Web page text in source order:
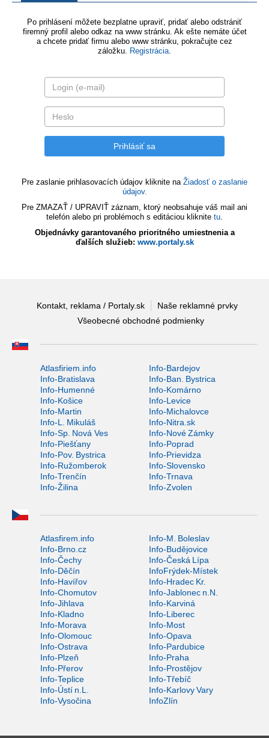
Po prihlásení môžete bezplatne upraviť, pridať alebo odstrániť
firemný profil alebo odkaz na www stránku. Ak ešte nemáte účet
a chcete pridať firmu alebo www stránku, pokračujte cez
záložku. Registrácia.
Pre zaslanie prihlasovacích údajov kliknite na Žiadosť o zaslanie
údajov.
Pre ZMAZAŤ / UPRAVIŤ záznam, ktorý neobsahuje váš mail ani
telefón alebo pri problémoch s editáciou kliknite tu.
Objednávky garantovaného prioritného umiestnenia a
ďalších služieb: www.portaly.sk
Kontakt, reklama / Portaly.sk
Naše reklamné prvky
Všeobecné obchodné podmienky
Atlasfiriem.info
Info-Bardejov
Info-Bratislava
Info-Ban. Bystrica
Info-Humenné
Info-Komárno
Info-Košice
Info-Levice
Info-Martin
Info-Michalovce
Info-L. Mikuláš
Info-Nitra.sk
Info-Sp. Nová Ves
Info-Nové Zámky
Info-Piešťany
Info-Poprad
Info-Pov. Bystrica
Info-Prievidza
Info-Ružomberok
Info-Slovensko
Info-Trenčín
Info-Trnava
Info-Žilina
Info-Zvolen
Atlasfirem.info
Info-M. Boleslav
Info-Brno.cz
Info-Budějovice
Info-Čechy
Info-Česká Lípa
Info-Děčín
InfoFrýdek-Místek
Info-Havířov
Info-Hradec Kr.
Info-Chomutov
Info-Jablonec n.N.
Info-Jihlava
Info-Karviná
Info-Kladno
Info-Liberec
Info-Morava
Info-Most
Info-Olomouc
Info-Opava
Info-Ostrava
Info-Pardubice
Info-Plzeň
Info-Praha
Info-Přerov
Info-Prostějov
Info-Teplice
Info-Třebíč
Info-Ústí n.L.
Info-Karlovy Vary
Info-Vysočina
InfoZlín